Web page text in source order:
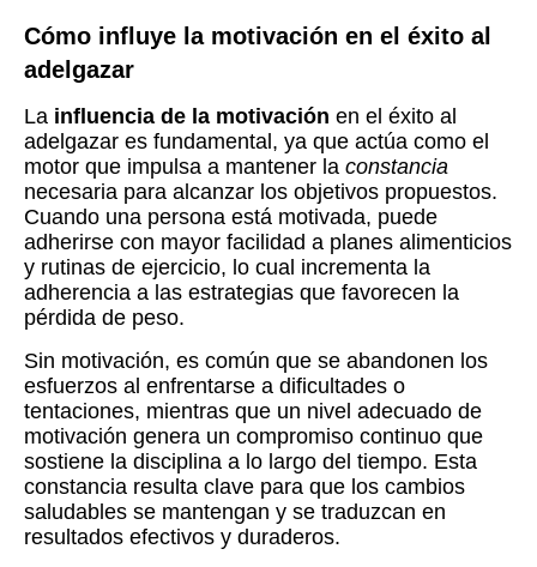
Cómo influye la motivación en el éxito al
adelgazar
La influencia de la motivación en el éxito al
adelgazar es fundamental, ya que actúa como el
motor que impulsa a mantener la constancia
necesaria para alcanzar los objetivos propuestos.
Cuando una persona está motivada, puede
adherirse con mayor facilidad a planes alimenticios
y rutinas de ejercicio, lo cual incrementa la
adherencia a las estrategias que favorecen la
pérdida de peso.
Sin motivación, es común que se abandonen los
esfuerzos al enfrentarse a dificultades o
tentaciones, mientras que un nivel adecuado de
motivación genera un compromiso continuo que
sostiene la disciplina a lo largo del tiempo. Esta
constancia resulta clave para que los cambios
saludables se mantengan y se traduzcan en
resultados efectivos y duraderos.